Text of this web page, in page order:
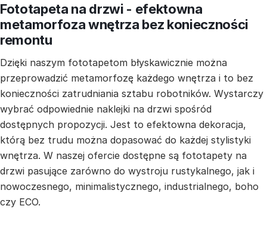
Fototapeta na drzwi - efektowna
metamorfoza wnętrza bez konieczności
remontu
Dzięki naszym fototapetom błyskawicznie można
przeprowadzić metamorfozę każdego wnętrza i to bez
konieczności zatrudniania sztabu robotników. Wystarczy
wybrać odpowiednie naklejki na drzwi spośród
dostępnych propozycji. Jest to efektowna dekoracja,
którą bez trudu można dopasować do każdej stylistyki
wnętrza. W naszej ofercie dostępne są fototapety na
drzwi pasujące zarówno do wystroju rustykalnego, jak i
nowoczesnego, minimalistycznego, industrialnego, boho
czy ECO.